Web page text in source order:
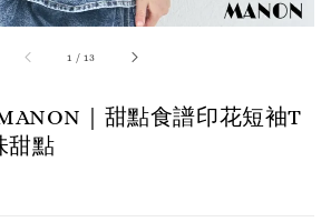
1 /13
｜甜點食譜印花短袖T
甜點